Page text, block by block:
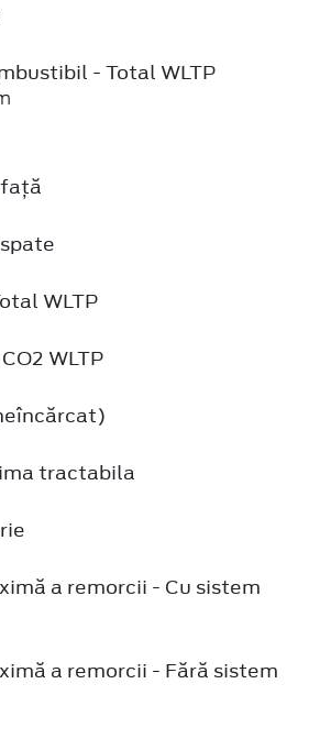
- Total WLTP
WLTP
WLTP
tractabila
a remorcii - Cu sistem
a remorcii - Fără sistem